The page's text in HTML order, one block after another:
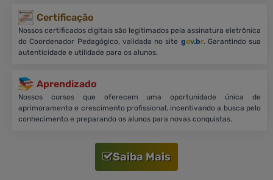
Certificação
Nossos certificados digitais são legitimados pela assinatura eletrônica
do Coordenador Pedagógico, validada no site gov.br. Garantindo sua
autenticidade e utilidade para os alunos.
Aprendizado
Nossos cursos que oferecem uma oportunidade única de
aprimoramento e crescimento profissional, incentivando a busca pelo
conhecimento e preparando os alunos para novas conquistas.
Saiba Mais